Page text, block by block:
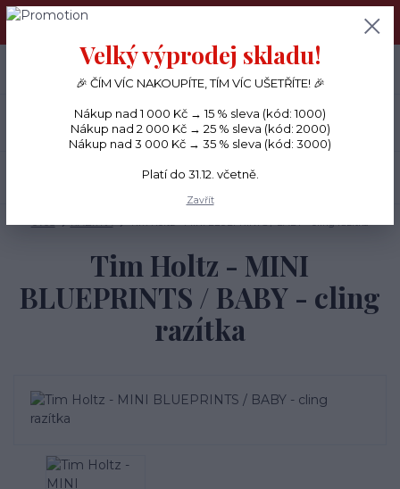
PŘÁNÍČKA a PAPÍROVÉ DÁRKY odesílám každý den, KREATIVNÍ
Menu
CZK
+420 734 380 930
(Po-Ne, 8-20 hod.)
Tim Holtz - MINI
BLUEPRINTS / BABY - cling
razítka
Velký výprodej skladu!
🎉 ČÍM VÍC NAKOUPÍTE, TÍM VÍC UŠETŘÍTE! 🎉
Nákup nad 1 000 Kč → 15 % sleva (kód: 1000)
Nákup nad 2 000 Kč → 25 % sleva (kód: 2000)
Nákup nad 3 000 Kč → 35 % sleva (kód: 3000)
Platí do 31.12. včetně.
Zavřít